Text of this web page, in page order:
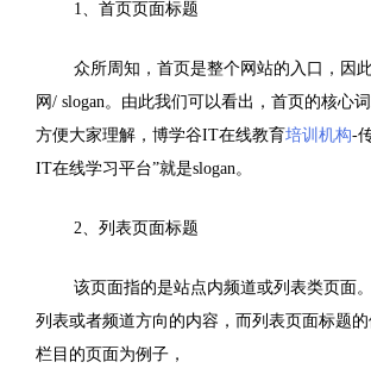
1、首页页面标题
众所周知，首页是整个网站的入口，因
网 / slogan。由此我们可以看出，首页的核心
方便大家理解，博学谷IT在线教育培训机构-
IT在线学习平台”就是slogan。
2、列表页面标题
该页面指的是站点内频道或列表类页面
列表或者频道方向的内容，而列表页面标题
栏目的页面为例子，